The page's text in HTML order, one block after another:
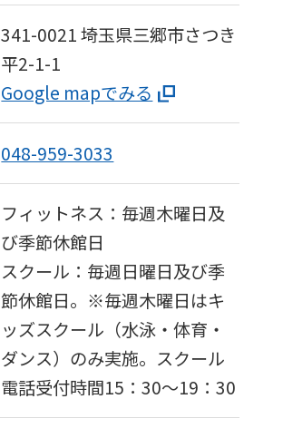
341-0021埼玉県三郷市さつき
平2-1-1
Google mapでみる
048-959-3033
フィットネス：毎週木曜日及
び季節休館日
スクール：毎週日曜日及び季
節休館日。※毎週木曜日はキ
ッズスクール（水泳・体育・
ダンス）のみ実施。スクール
電話受付時間15：30～19：30